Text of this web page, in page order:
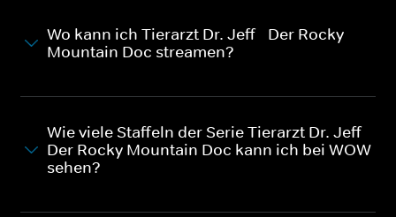
Wo kann ich Tierarzt Dr. Jeff - Der Rocky
Mountain Doc streamen?
Wie viele Staffeln der Serie Tierarzt Dr. Jeff -
Der Rocky Mountain Doc kann ich bei WOW
sehen?